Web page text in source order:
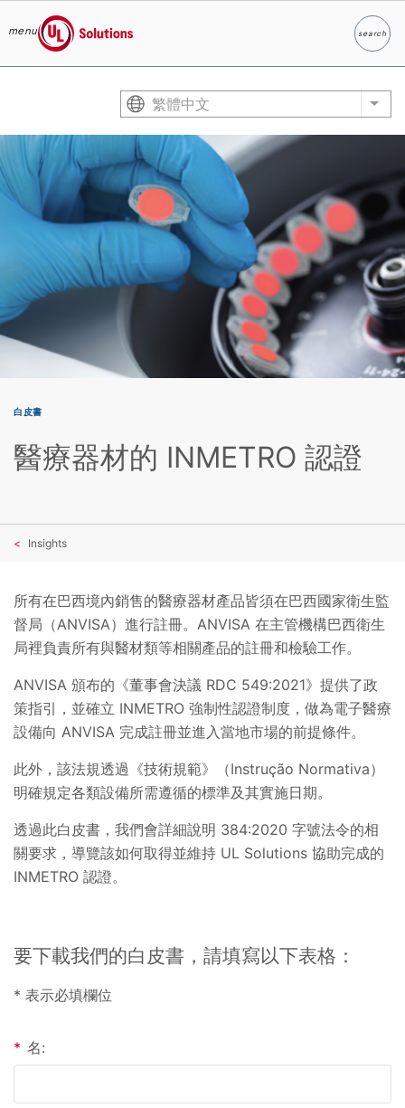
menu
UL Solutions
searchSearch
繁體中文 List
白皮書
醫療器材的 INMETRO 認證
Insights
所有在巴西境內銷售的醫療器材產品皆須在巴西國家衛生監
督局（ANVISA）進行註冊。ANVISA 在主管機構巴西衛生
局裡負責所有與醫材類等相關產品的註冊和檢驗工作。
ANVISA 頒布的《董事會決議 RDC 549:2021》提供了政
策指引，並確立 INMETRO 強制性認證制度，做為電子醫療
設備向 ANVISA 完成註冊並進入當地市場的前提條件。
此外，該法規透過《技術規範》（Instrução Normativa）
明確規定各類設備所需遵循的標準及其實施日期。
透過此白皮書，我們會詳細說明 384:2020 字號法令的相
關要求，導覽該如何取得並維持 UL Solutions 協助完成的
INMETRO 認證。
要下載我們的白皮書，請填寫以下表格：
* 表示必填欄位
* 名: